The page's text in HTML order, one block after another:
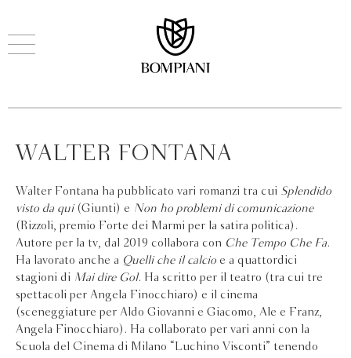
WALTER FONTANA
Walter Fontana ha pubblicato vari romanzi tra cui Splendido
visto da qui (Giunti) e Non ho problemi di comunicazione
(Rizzoli, premio Forte dei Marmi per la satira politica).
Autore per la tv, dal 2019 collabora con Che Tempo Che Fa.
Ha lavorato anche a Quelli che il calcio e a quattordici
stagioni di Mai dire Gol. Ha scritto per il teatro (tra cui tre
spettacoli per Angela Finocchiaro) e il cinema
(sceneggiature per Aldo Giovanni e Giacomo, Ale e Franz,
Angela Finocchiaro). Ha collaborato per vari anni con la
Scuola del Cinema di Milano “Luchino Visconti” tenendo